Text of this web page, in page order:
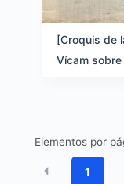
[Croquis de
Vícam sobre
Elementos por
1